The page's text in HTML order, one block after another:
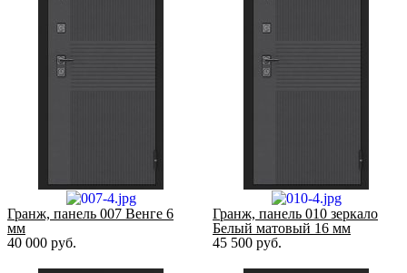
Гранж, панель 007 Венге 6
мм
40 000 руб.
Гранж, панель 010 зеркало
Белый матовый 16 мм
45 500 руб.